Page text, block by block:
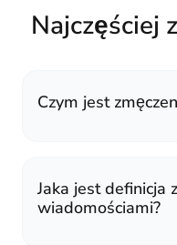
Najczęściej
Czym jest
Jaka jest definicja
wiadomościami?